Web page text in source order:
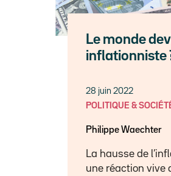
Le monde
inflationniste
28 juin 2022
POLITIQUE &
Philippe Waechter
La hausse de
une réaction vive